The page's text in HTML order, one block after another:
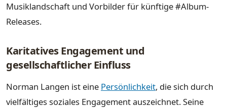
Musiklandschaft und Vorbilder für künftige #Album-
Releases.
Karitatives Engagement und
gesellschaftlicher Einfluss
Norman Langen ist eine Persönlichkeit, die sich durch
vielfältiges soziales Engagement auszeichnet. Seine